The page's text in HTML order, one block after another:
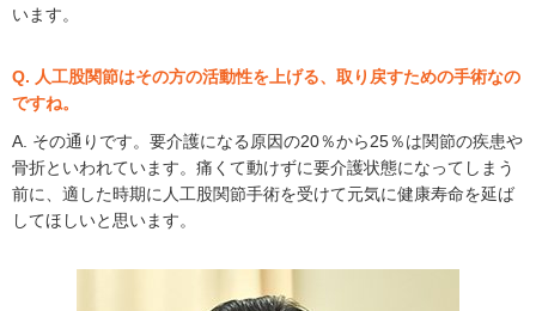
います。
Q. 人工股関節はその方の活動性を上げる、取り戻すための手術なの
ですね。
A. その通りです。要介護になる原因の20％から25％は関節の疾患や
骨折といわれています。痛くて動けずに要介護状態になってしまう
前に、適した時期に人工股関節手術を受けて元気に健康寿命を延ば
してほしいと思います。